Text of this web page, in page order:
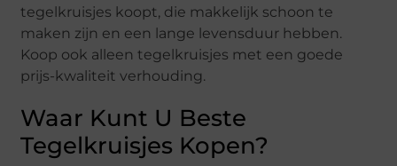
tegelkruisjes koopt, die makkelijk schoon te
maken zijn en een lange levensduur hebben.
Koop ook alleen tegelkruisjes met een goede
prijs-kwaliteit verhouding.
Waar Kunt U Beste
Tegelkruisjes Kopen?